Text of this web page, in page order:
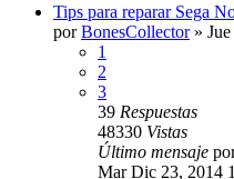
Tips para reparar Sega
porBonesCollector»
1
2
3
39 Respuestas
48330 Vistas
Último mensaje
Mar Dic 23, 2014